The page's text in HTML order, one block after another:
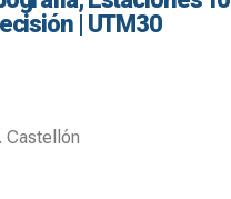
| UTM30
Castellón